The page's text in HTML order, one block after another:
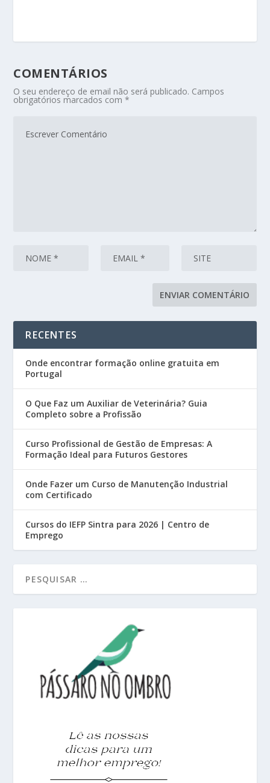
COMENTÁRIOS
O seu endereço de email não será publicado. Campos
obrigatórios marcados com*
RECENTES
Onde encontrar formação online gratuita em
Portugal
O Que Faz um Auxiliar de Veterinária? Guia
Completo sobre a Profissão
Curso Profissional de Gestão de Empresas: A
Formação Ideal para Futuros Gestores
Onde Fazer um Curso de Manutenção Industrial
com Certificado
Cursos do IEFP Sintra para 2026 | Centro de
Emprego